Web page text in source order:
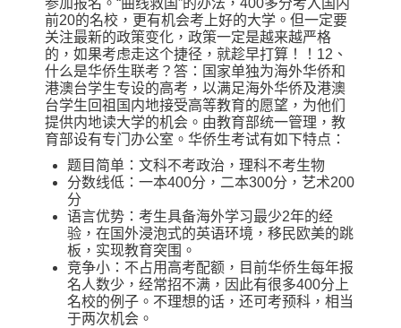
参加报名。“曲线救国”的办法，400多分考入国内
前20的名校，更有机会考上好的大学。但一定要
关注最新的政策变化，政策一定是越来越严格
的，如果考虑走这个捷径，就趁早打算！！12、
什么是华侨生联考？答：国家单独为海外华侨和
港澳台学生专设的高考，以满足海外华侨及港澳
台学生回祖国内地接受高等教育的愿望，为他们
提供内地读大学的机会。由教育部统一管理，教
育部设有专门办公室。华侨生考试有如下特点：
题目简单：文科不考政治，理科不考生物
分数线低：一本400分，二本300分，艺术200
分
语言优势：考生具备海外学习最少2年的经
验，在国外浸泡式的英语环境，移民欧美的跳
板，实现教育突围。
竞争小：不占用高考配额，目前华侨生每年报
名人数少，经常招不满，因此有很多400分上
名校的例子。不理想的话，还可考预科，相当
于两次机会。